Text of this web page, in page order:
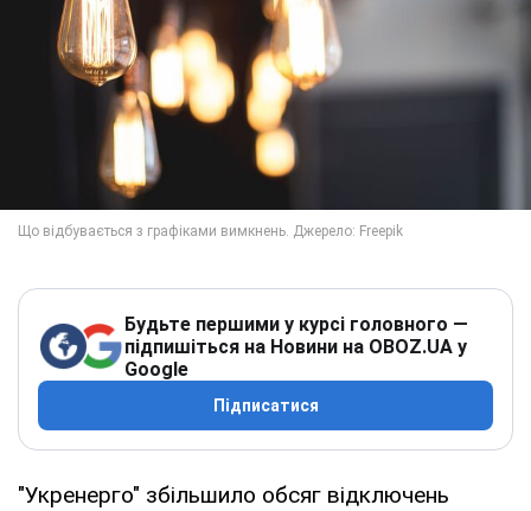
Будьте першими у курсі головного —
підпишіться на Новини на OBOZ.UA у
Google
Підписатися
"Укренерго" збільшило обсяг відключень